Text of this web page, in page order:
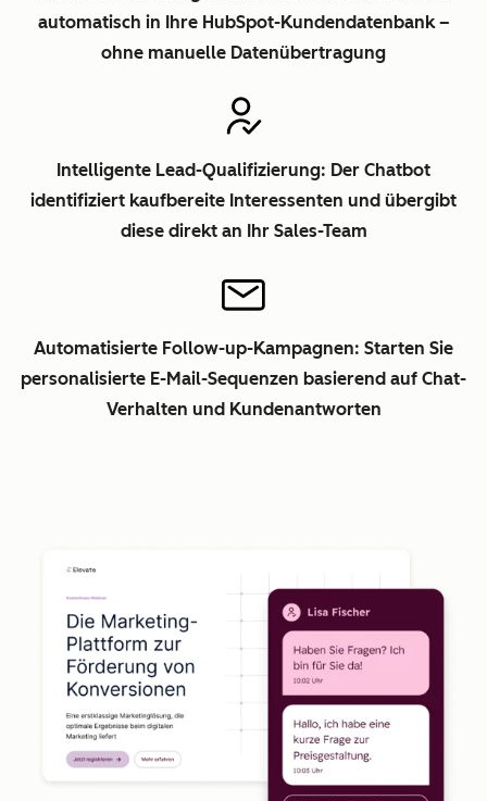
automatisch in Ihre HubSpot-Kundendatenbank –
ohne manuelle Datenübertragung
Intelligente Lead-Qualifizierung: Der Chatbot
identifiziert kaufbereite Interessenten und übergibt
diese direkt an Ihr Sales-Team
Automatisierte Follow-up-Kampagnen: Starten Sie
personalisierte E-Mail-Sequenzen basierend auf Chat-
Verhalten und Kundenantworten